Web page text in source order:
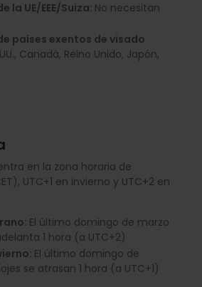
la UE/EEE/Suiza: No necesitan
países exentos de visado
Canadá, Reino Unido, Japón,
en la zona horaria de
UTC+1 en invierno y UTC+2 en
El último domingo de marzo
1 hora (a UTC+2)
El último domingo de
se atrasan 1 hora (a UTC+1)